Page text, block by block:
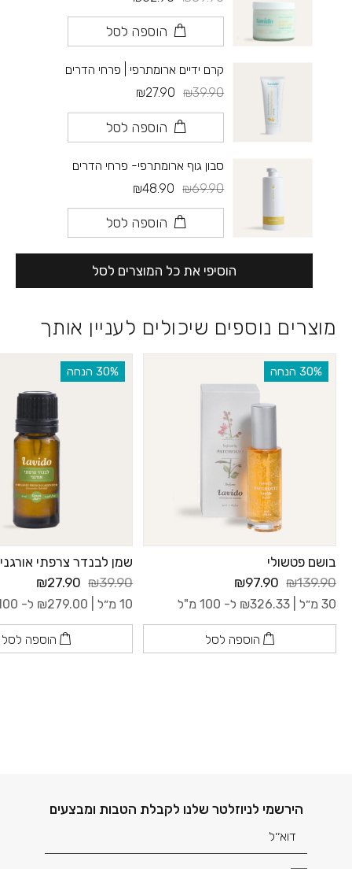
הוספה לסל
קרם ידיים ארומתרפי | פרחי הדרים
₪39.90
₪27.90
הוספה לסל
סבון גוף ארומתרפי- פרחי הדרים
₪69.90
₪48.90
הוספה לסל
הוסיפי את כל המוצרים לסל
מוצרים נוספים שיכולים לעניין אותך
‫30% הנחה
בושם פטשולי
₪139.90
₪97.90
30 מ״ל | ₪326.33 ל- 100 מ"ל
הוספה לסל
‫30% הנחה
שמן לבנדר צרפתי אורגני
₪39.90
₪27.90
10 מ״ל | ₪279.00 ל- 100 מ"ל
הוספה לסל
הירשמי לניוזלטר שלנו לקבלת הטבות ומבצעים
דוא׳׳ל